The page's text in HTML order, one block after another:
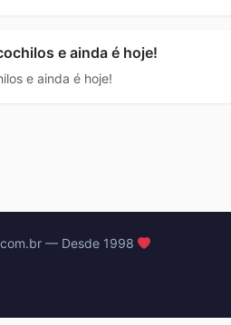
e ainda é hoje!
e ainda é hoje!
— Desde 1998